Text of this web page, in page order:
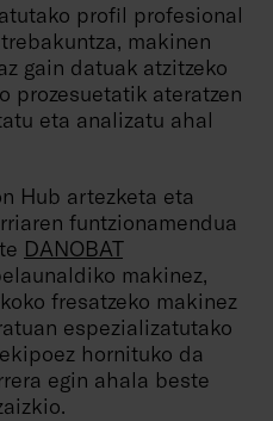
profil profesional
makinen
gain datuak atzitzeko
prozesuetatik ateratzen
eta analizatu ahal
Hub artezketa eta
funtzionamendua
DANOBAT
makinez,
fresatzeko makinez
espezializatutako
hornituko da
egin ahala beste